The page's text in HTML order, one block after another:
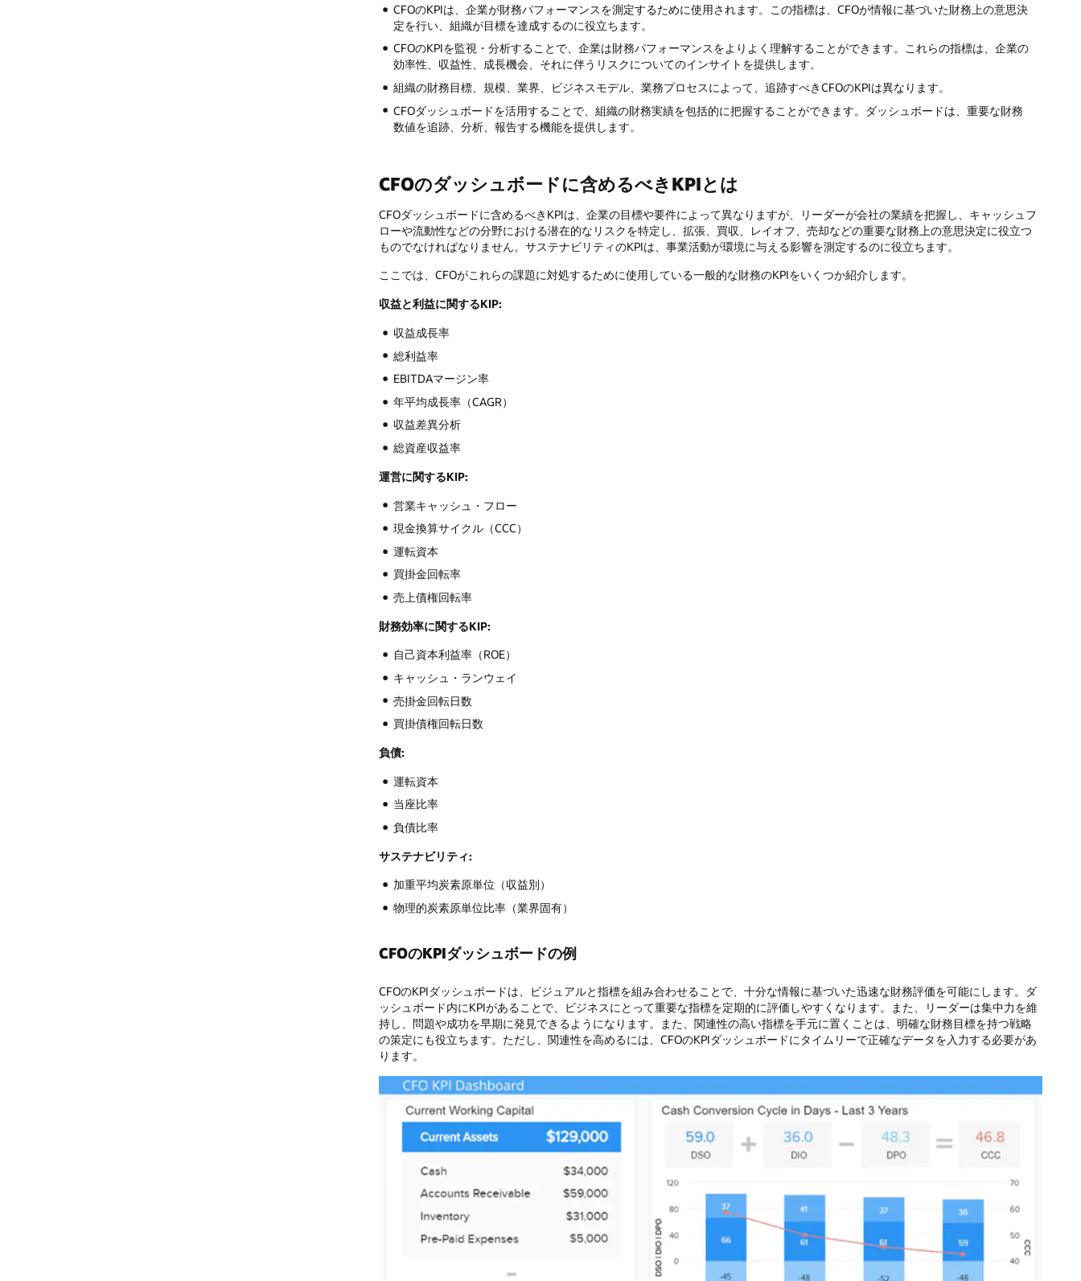
CFOのKPIは、企業が財務パフォーマンスを測定するために使用されます。この指標は、CFOが情報に基づいた財務上の意思決
定を行い、組織が目標を達成するのに役立ちます。
CFOのKPIを監視・分析することで、企業は財務パフォーマンスをよりよく理解することができます。これらの指標は、企業の
効率性、収益性、成長機会、それに伴うリスクについてのインサイトを提供します。
組織の財務目標、規模、業界、ビジネスモデル、業務プロセスによって、追跡すべきCFOのKPIは異なります。
CFOダッシュボードを活用することで、組織の財務実績を包括的に把握することができます。ダッシュボードは、重要な財務
数値を追跡、分析、報告する機能を提供します。
CFOのダッシュボードに含めるべきKPIとは
CFOダッシュボードに含めるべきKPIは、企業の目標や要件によって異なりますが、リーダーが会社の業績を把握し、キャッシュフ
ローや流動性などの分野における潜在的なリスクを特定し、拡張、買収、レイオフ、売却などの重要な財務上の意思決定に役立つ
ものでなければなりません。サステナビリティのKPIは、事業活動が環境に与える影響を測定するのに役立ちます。
ここでは、CFOがこれらの課題に対処するために使用している一般的な財務のKPIをいくつか紹介します。
収益と利益に関するKIP:
収益成長率
総利益率
EBITDAマージン率
年平均成長率（CAGR）
収益差異分析
総資産収益率
運営に関するKIP:
営業キャッシュ・フロー
現金換算サイクル（CCC）
運転資本
買掛金回転率
売上債権回転率
財務効率に関するKIP:
自己資本利益率（ROE）
キャッシュ・ランウェイ
売掛金回転日数
買掛債権回転日数
負債:
運転資本
当座比率
負債比率
サステナビリティ:
加重平均炭素原単位（収益別）
物理的炭素原単位比率（業界固有）
CFOのKPIダッシュボードの例
CFOのKPIダッシュボードは、ビジュアルと指標を組み合わせることで、十分な情報に基づいた迅速な財務評価を可能にします。ダ
ッシュボード内にKPIがあることで、ビジネスにとって重要な指標を定期的に評価しやすくなります。また、リーダーは集中力を維
持し、問題や成功を早期に発見できるようになります。また、関連性の高い指標を手元に置くことは、明確な財務目標を持つ戦略
の策定にも役立ちます。ただし、関連性を高めるには、CFOのKPIダッシュボードにタイムリーで正確なデータを入力する必要があ
ります。